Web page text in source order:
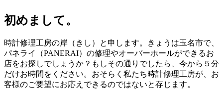
初めまして。
時計修理工房の岸（きし）と申します。きょうは玉名市で、
パネライ（PANERAI）の修理やオーバーホールができるお
店をお探しでしょうか？もしその通りでしたら、今から５分
だけお時間をください。おそらく私たち時計修理工房が、お
客様のご要望にお応えできるのではないと存じます。